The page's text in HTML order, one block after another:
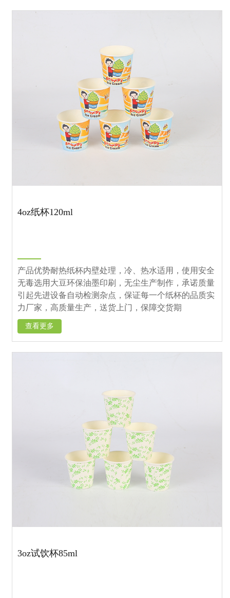
4oz纸杯120ml
产品优势耐热纸杯内壁处理，冷、热水适用，使用安全
无毒选用大豆环保油墨印刷，无尘生产制作，承诺质量
引起先进设备自动检测杂点，保证每一个纸杯的品质实
力厂家，高质量生产，送货上门，保障交货期
查看更多
3oz试饮杯85ml